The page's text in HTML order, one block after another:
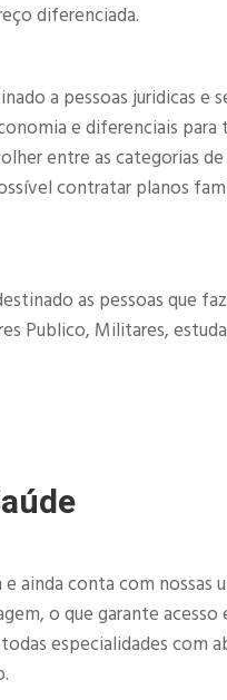
diferenciada.
a pessoas juridicas e
e diferenciais para
entre as categorias
contratar planos
as pessoas que
Publico, Militares,
ainda conta com nossas
o que garante
especialidades com